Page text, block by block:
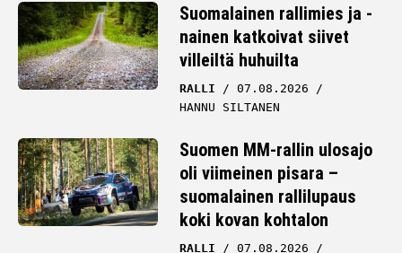
Suomalainen rallimies ja -
nainen katkoivat siivet
villeiltä huhuilta
RALLI
07.08.2026
HANNU SILTANEN
Suomen MM-rallin ulosajo
oli viimeinen pisara –
suomalainen rallilupaus
koki kovan kohtalon
RALLI
07.08.2026